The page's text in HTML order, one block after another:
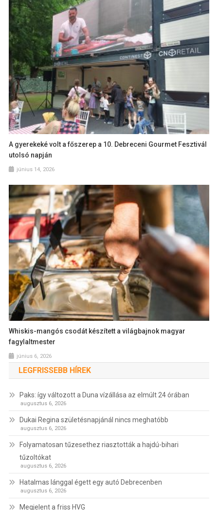
A gyerekeké volt a főszerep a 10. Debreceni Gourmet Fesztivál
utolsó napján
június 14, 2026
Whiskis-mangós csodát készített a világbajnok magyar
fagylaltmester
június 6, 2026
LEGFRISSEBB HÍREK
Paks: így változott a Duna vízállása az elmúlt 24 órában
augusztus 6, 2026
Dukai Regina születésnapjánál nincs meghatóbb
augusztus 6, 2026
Folyamatosan tűzesethez riasztották a hajdú-bihari
tűzoltókat
augusztus 6, 2026
Hatalmas lánggal égett egy autó Debrecenben
augusztus 6, 2026
Megjelent a friss HVG